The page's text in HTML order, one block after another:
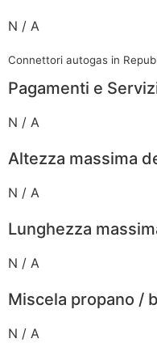
N / A
Connettori autogas in
Pagamenti e
N / A
Altezza massima
N / A
Lunghezza
N / A
Miscela propano /
N / A